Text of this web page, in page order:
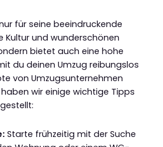
für seine beeindruckende
Kultur und wunderschönen
bietet auch eine hohe
du deinen Umzug reibungslos
von Umzugsunternehmen
wir einige wichtige Tipps
Starte frühzeitig mit der Suche